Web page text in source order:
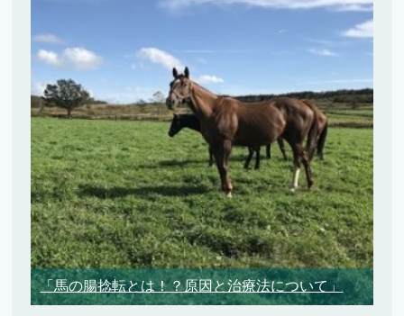
「馬の腸捻転とは！？原因と治療法について」